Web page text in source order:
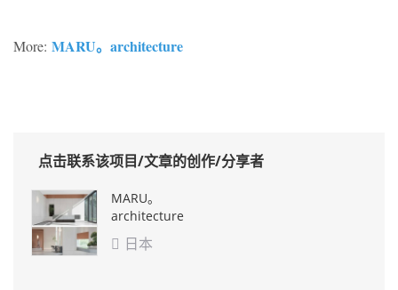
More: MARU。architecture
点击联系该项目/文章的创作/分享者
MARU。
architecture
 日本